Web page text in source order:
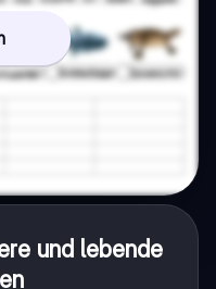
und lebende